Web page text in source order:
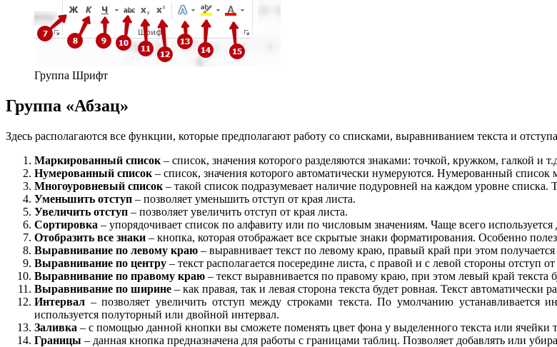
Группа Шрифт
Группа «Абзац»
Здесь располагаются все функции, которые предполагают работу со списками, выравниванием текста и
Маркированный список – список, значения которого разделяются знаками: точкой, кружком, галкой и
Нумерованный список – список, значения которого автоматически нумеруются. Нумерованный
Многоуровневый список – такой список подразумевает наличие подуровней на каждом уровне
Уменьшить отступ – позволяет уменьшить отступ от края листа.
Увеличить отступ – позволяет увеличить отступ от края листа.
Сортировка – упорядочивает список по алфавиту или по числовым значениям. Чаще всего
Отобразить все знаки – кнопка, которая отображает все скрытые знаки форматирования. Особенно
Выравнивание по левому краю – выравнивает текст по левому краю, правый край при этом
Выравнивание по центру – текст располагается посередине листа, с правой и с левой стороны отступ
Выравнивание по правому краю – текст выравнивается по правому краю, при этом левый край текста
Выравнивание по ширине – как правая, так и левая сторона текста будет ровная. Текст автоматически
Интервал – позволяет увеличить отступ между строками текста. По умолчанию
используется полуторный или двойной интервал.
Заливка – с помощью данной кнопки вы сможете поменять цвет фона у выделенного текста или ячейки
Границы – данная кнопка предназначена для работы с границами таблиц. Позволяет добавлять или